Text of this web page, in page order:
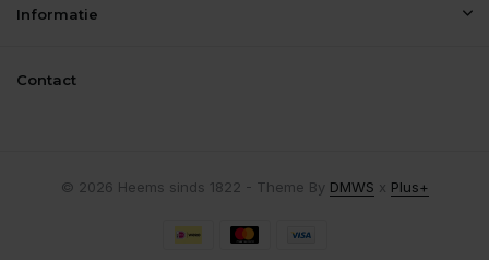
Informatie
Contact
© 2026 Heems sinds 1822 - Theme By DMWS x Plus+